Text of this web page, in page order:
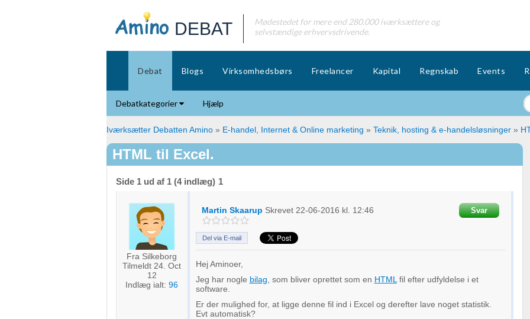
DEBAT
Mødestedet for mere end 280.000 iværksættere og
selvstændige erhvervsdrivende.
Debat Blogs Virksomhedsbørs Freelancer Kapital Regnskab Events
Debatkategorier Hjælp
Iværksætter Debatten Amino » E-handel, Internet & Online marketing » Teknik, hosting & e-handelsløsninger »
HTML til Excel.
Side 1 ud af 1 (4 indlæg) 1
Fra Silkeborg
Tilmeldt 24. Oct
12
Indlæg ialt: 96
Martin Skaarup Skrevet 22-06-2016 kl. 12:46 Svar
Del via E-mail
Hej Aminoer,
Jeg har nogle bilag , som bliver oprettet som en HTML fil efter udfyldelse i et
software.
Er der mulighed for, at ligge denne fil ind i Excel og derefter lave noget statistik.
Evt automatisk?